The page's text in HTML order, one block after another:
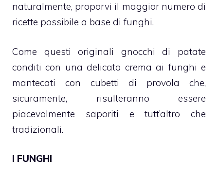
naturalmente, proporvi il maggior numero di
ricette possibile a base di funghi.
Come questi originali gnocchi di patate
conditi con una delicata crema ai funghi e
mantecati con cubetti di provola che,
sicuramente, risulteranno essere
piacevolmente saporiti e tutt’altro che
tradizionali.
I FUNGHI